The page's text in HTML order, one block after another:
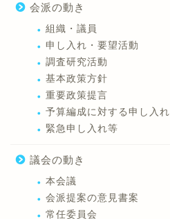
会派の動き
組織・議員
申し入れ・要望活動
調査研究活動
基本政策方針
重要政策提言
予算編成に対する申し入れ
緊急申し入れ等
議会の動き
本会議
会派提案の意見書案
常任委員会